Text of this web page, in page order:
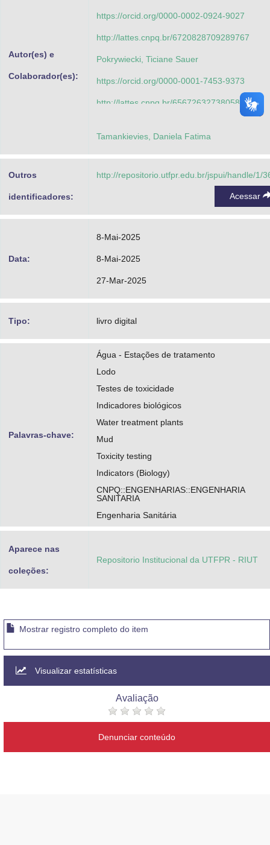
Autor(es) e
Colaborador(es):
https://orcid.org/0000-0002-0924-9027
http://lattes.cnpq.br/6720828709289767
Pokrywiecki, Ticiane Sauer
https://orcid.org/0000-0001-7453-9373
http://lattes.cnpq.br/6567263273805853
http://lattes.cnpq.br/6720828709289767
Rauen, Thalita Grando
https://orcid.org/0000-0001-6791-0576
http://lattes.cnpq.br/2294120419518918
Pokrywiecki, Ticiane Sauer
https://orcid.org/0000-0001-7453-9373
http://lattes.cnpq.br/6567263273805853
Tamankievies, Daniela Fatima
Outros
identificadores:
http://repositorio.utfpr.edu.br/jspui/handle/1/
Acessar
Data:
8-Mai-2025
8-Mai-2025
27-Mar-2025
Tipo: livro digital
Palavras-chave:
Água - Estações de tratamento
Lodo
Testes de toxicidade
Indicadores biológicos
Water treatment plants
Mud
Toxicity testing
Indicators (Biology)
CNPQ::ENGENHARIAS::ENGENHARIA
SANITARIA
Engenharia Sanitária
Aparece nas
coleções:
Repositorio Institucional da UTFPR - RIUT
Mostrar registro completo do item
Visualizar estatísticas
Avaliação
Denunciar conteúdo